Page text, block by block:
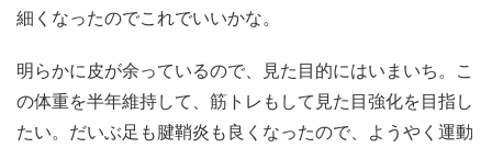
細くなったのでこれでいいかな。
明らかに皮が余っているので、見た目的にはいまいち。こ
の体重を半年維持して、筋トレもして見た目強化を目指し
たい。だいぶ足も腱鞘炎も良くなったので、ようやく運動